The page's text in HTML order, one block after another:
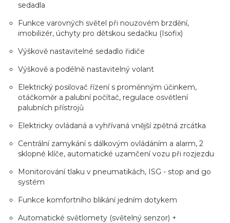
sedadla
Funkce varovných světel při nouzovém brzdění,
imobilizér, úchyty pro dětskou sedačku (Isofix)
Výškově nastavitelné sedadlo řidiče
Výškově a podélně nastavitelný volant
Elektrický posilovač řízení s proměnným účinkem,
otáčkoměr a palubní počítač, regulace osvětlení
palubních přístrojů
Elektricky ovládaná a vyhřívaná vnější zpětná zrcátka
Centrální zamykání s dálkovým ovládáním a alarm, 2
sklopné klíče, automatické uzamčení vozu při rozjezdu
Monitorování tlaku v pneumatikách, ISG - stop and go
systém
Funkce komfortního blikání jedním dotykem
Automatické světlomety (světelný senzor) +